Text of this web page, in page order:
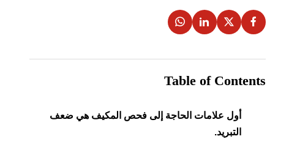
Table of Contents
أول علامات الحاجة إلى فحص المكيف هي ضعف
التبريد.